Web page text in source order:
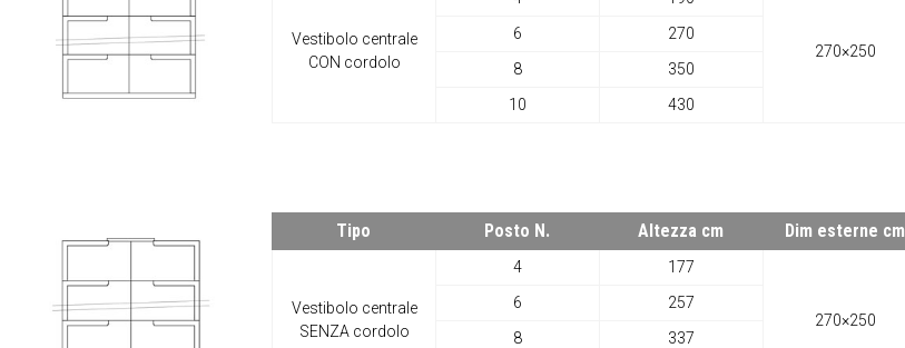
Vestibolo centrale
CON cordolo
270×250
6
270
8
350
10
430
Tipo Posto N. Altezza cm Dim esterne cm
Vestibolo centrale
SENZA cordolo
4 177
270×250
6
257
8
337